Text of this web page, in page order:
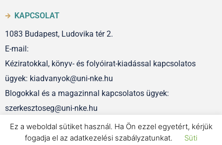
KAPCSOLAT
1083 Budapest, Ludovika tér 2.
E-mail:
Kéziratokkal, könyv- és folyóirat-kiadással kapcsolatos
ügyek: kiadvanyok@uni-nke.hu
Blogokkal és a magazinnal kapcsolatos ügyek:
szerkesztoseg@uni-nke.hu
Ez a weboldal sütiket használ. Ha Ön ezzel egyetért, kérjük
fogadja el az adatkezelési szabályzatunkat.
Süti